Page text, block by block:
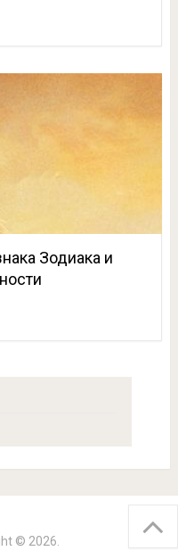
Зодиака и
© 2026.